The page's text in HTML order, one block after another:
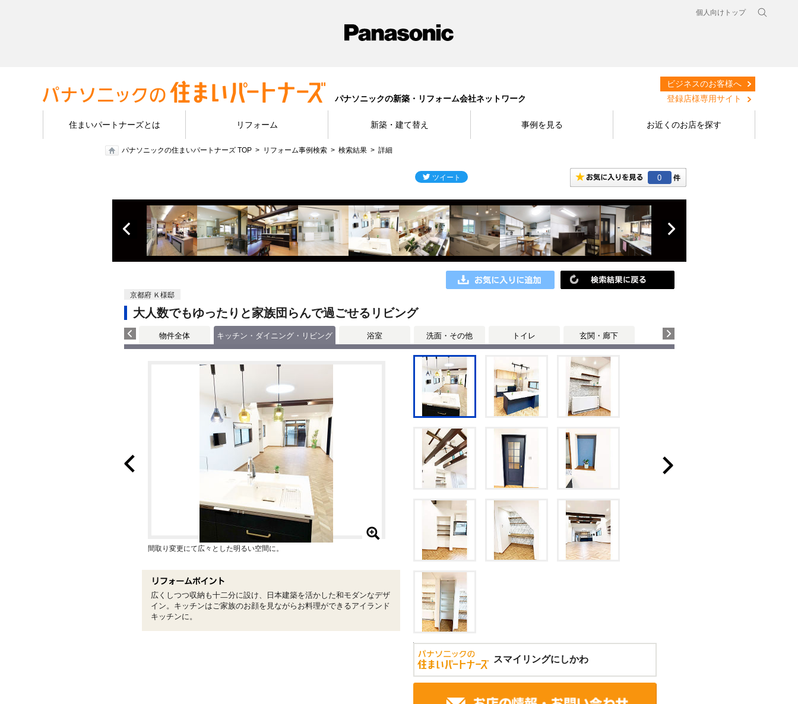
個人向けトップ
パナソニックの新築・リフォーム会社ネットワーク
ビジネスのお客様へ
登録店様専用サイト
住まいパートナーズとは リフォーム 新築・建て替え 事例を見る お近くのお店を探す
パナソニックの住まいパートナーズ TOP リフォーム事例検索 検索結果 詳細
0
京都府 Ｋ様邸
大人数でもゆったりと家族団らんで過ごせるリビング
物件全体 キッチン・ダイニング・リビング 浴室 洗面・その他 トイレ 玄関・廊下
スマイリングにしかわ
間取り変更にて広々とした明るい空間に。
広くしつつ収納も十二分に設け、日本建築を活かした和モダンなデザ
イン。キッチンはご家族のお顔を見ながらお料理ができるアイランド
キッチンに。